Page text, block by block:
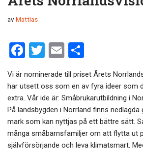
avMattias
F
ce
b
o
o
k
T
tt
er
E
ail
el
a
Vi är nominerade till priset Årets
har utsett oss som en av fyra ideer som
extra. Vår ide är: Småbrukarutbildning i
På landsbygden i Norrland finns nedlagda
mark som kan nyttjas på ett bättre sätt.
många småbarnsfamiljer om att flytta ut
självförsörjande och leva klimatsmart.